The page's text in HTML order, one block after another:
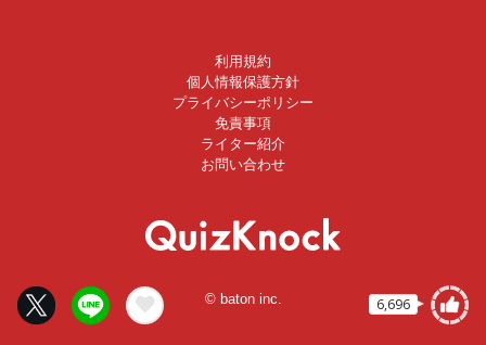
6,696
利用規約
個人情報保護方針
プライバシーポリシー
免責事項
ライター紹介
お問い合わせ
© baton inc.